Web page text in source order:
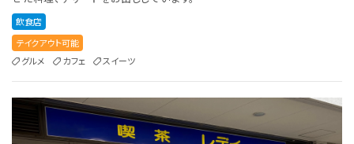
飲食店
テイクアウト可能
グルメ
カフェ スイーツ